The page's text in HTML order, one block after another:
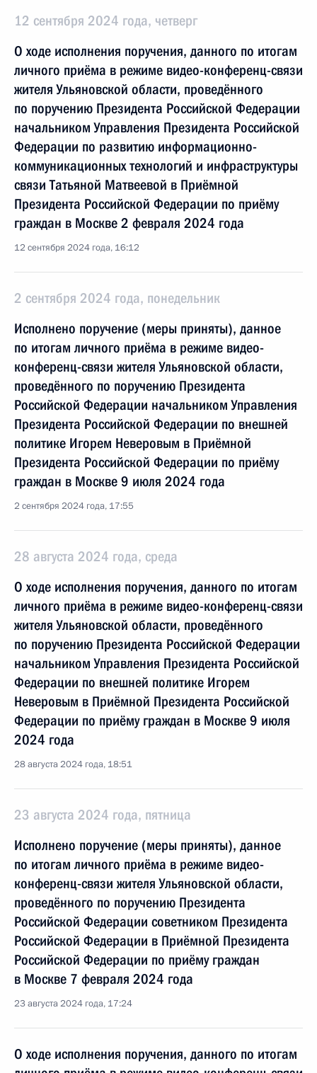
12 сентября 2024 года, четверг
О ходе исполнения поручения, данного по итогам
личного приёма в режиме видео-конференц-связи
жителя Ульяновской области, проведённого
по поручению Президента Российской Федерации
начальником Управления Президента Российской
Федерации по развитию информационно-
коммуникационных технологий и инфраструктуры
связи Татьяной Матвеевой в Приёмной
Президента Российской Федерации по приёму
граждан в Москве 2 февраля 2024 года
12 сентября 2024 года, 16:12
2 сентября 2024 года, понедельник
Исполнено поручение (меры приняты), данное
по итогам личного приёма в режиме видео-
конференц-связи жителя Ульяновской области,
проведённого по поручению Президента
Российской Федерации начальником Управления
Президента Российской Федерации по внешней
политике Игорем Неверовым в Приёмной
Президента Российской Федерации по приёму
граждан в Москве 9 июля 2024 года
2 сентября 2024 года, 17:55
28 августа 2024 года, среда
О ходе исполнения поручения, данного по итогам
личного приёма в режиме видео-конференц-связи
жителя Ульяновской области, проведённого
по поручению Президента Российской Федерации
начальником Управления Президента Российской
Федерации по внешней политике Игорем
Неверовым в Приёмной Президента Российской
Федерации по приёму граждан в Москве 9 июля
2024 года
28 августа 2024 года, 18:51
23 августа 2024 года, пятница
Исполнено поручение (меры приняты), данное
по итогам личного приёма в режиме видео-
конференц-связи жителя Ульяновской области,
проведённого по поручению Президента
Российской Федерации советником Президента
Российской Федерации в Приёмной Президента
Российской Федерации по приёму граждан
в Москве 7 февраля 2024 года
23 августа 2024 года, 17:24
О ходе исполнения поручения, данного по итогам